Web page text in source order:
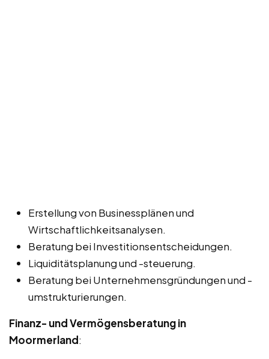
Erstellung von Businessplänen und
Wirtschaftlichkeitsanalysen.
Beratung bei Investitionsentscheidungen.
Liquiditätsplanung und -steuerung.
Beratung bei Unternehmensgründungen und -
umstrukturierungen.
Finanz- und Vermögensberatung in
Moormerland: